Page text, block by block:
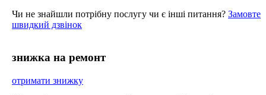
Чи не знайшли потрібну послугу чи є інші питання? Замовте
швидкий дзвінок
знижка на ремонт
отримати знижку